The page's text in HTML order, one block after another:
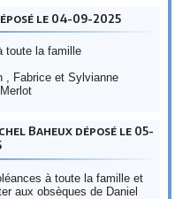
le 04-09-2025
toute la famille
, Fabrice et Sylvianne
Baheux déposé le 05-
à toute la famille et
aux obsèques de Daniel